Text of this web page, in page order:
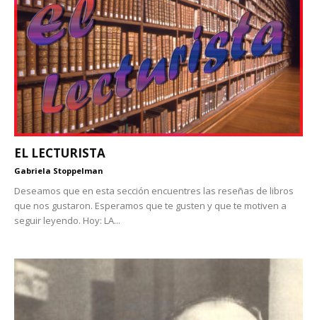
EL LECTURISTA
Gabriela Stoppelman
Deseamos que en esta sección encuentres las reseñas de libros
que nos gustaron. Esperamos que te gusten y que te motiven a
seguir leyendo. Hoy: LA...